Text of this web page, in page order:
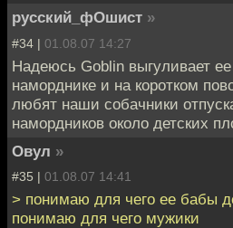
русский_фОшист »
#34 | 01.08.07 14:27
Надеюсь Goblin выгуливает
наморднике и на коротком
любят наши собачники
намордников около детских
Овул »
#35 | 01.08.07 14:41
> понимаю для чего ее бабы
понимаю для чего мужики